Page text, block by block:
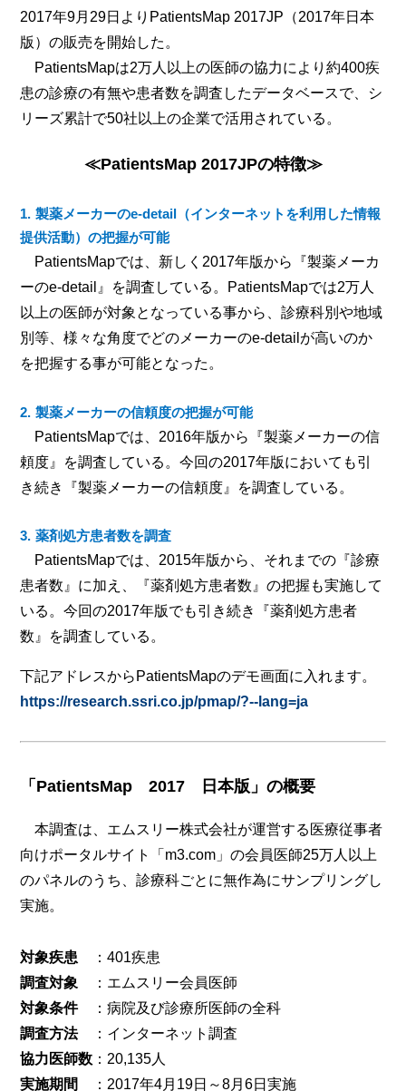
2017年9月29日よりPatientsMap 2017JP（2017年日本
版）の販売を開始した。
PatientsMapは2万人以上の医師の協力により約400疾
患の診療の有無や患者数を調査したデータベースで、シ
リーズ累計で50社以上の企業で活用されている。
≪PatientsMap 2017JPの特徴≫
製薬メーカーのe-detail（インターネットを利用した情報
提供活動）の把握が可能
PatientsMapでは、新しく2017年版から『製薬メーカ
ーのe-detail』を調査している。PatientsMapでは2万人
以上の医師が対象となっている事から、診療科別や地域
別等、様々な角度でどのメーカーのe-detailが高いのか
を把握する事が可能となった。
製薬メーカーの信頼度の把握が可能
PatientsMapでは、2016年版から『製薬メーカーの信
頼度』を調査している。今回の2017年版においても引
き続き『製薬メーカーの信頼度』を調査している。
薬剤処方患者数を調査
PatientsMapでは、2015年版から、それまでの『診療
患者数』に加え、『薬剤処方患者数』の把握も実施して
いる。今回の2017年版でも引き続き『薬剤処方患者
数』を調査している。
下記アドレスからPatientsMapのデモ画面に入れます。
https://research.ssri.co.jp/pmap/?--lang=ja
「PatientsMap 2017 日本版」の概要
本調査は、エムスリー株式会社が運営する医療従事者
向けポータルサイト「m3.com」の会員医師25万人以上
のパネルのうち、診療科ごとに無作為にサンプリングし
実施。
対象疾患 ：401疾患
調査対象
： エムスリー会員医師
対象条件
：病院及び診療所医師の全科
調査方法
： インターネット調査
協力医師数 ： 20,135人
実施期間
： 2017年4月19日～8月6日実施